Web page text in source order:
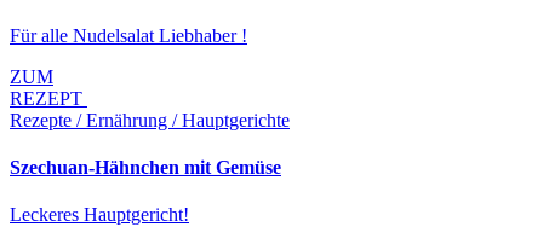
Für alle Nudelsalat Liebhaber !
ZUM
REZEPT
Rezepte / Ernährung / Hauptgerichte
Szechuan-Hähnchen mit Gemüse
Leckeres Hauptgericht!